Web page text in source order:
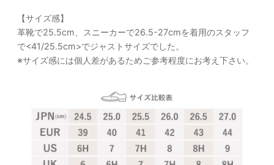
【サイズ感】
革靴で25.5cm、スニーカーで26.5-27cmを着用のスタッフ
で<41/25.5cm>でジャストサイズでした。
※サイズ感には個人差があるためご参考程度にお考え下さい。